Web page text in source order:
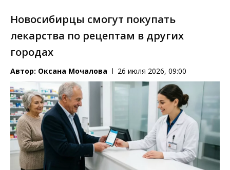
Новосибирцы смогут покупать
лекарства по рецептам в других
городах
Автор: Оксана Мочалова 26 июля 2026, 09:00